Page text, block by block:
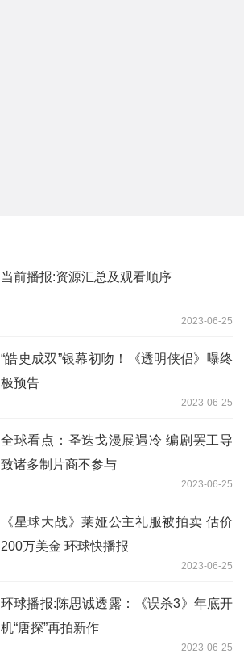
当前播报:资源汇总及观看顺序
2023-06-25
“皓史成双”银幕初吻！《透明侠侣》曝终
极预告
2023-06-25
全球看点：圣迭戈漫展遇冷 编剧罢工导
致诸多制片商不参与
2023-06-25
《星球大战》莱娅公主礼服被拍卖 估价
200万美金 环球快播报
2023-06-25
环球播报:陈思诚透露：《误杀3》年底开
机“唐探”再拍新作
2023-06-25